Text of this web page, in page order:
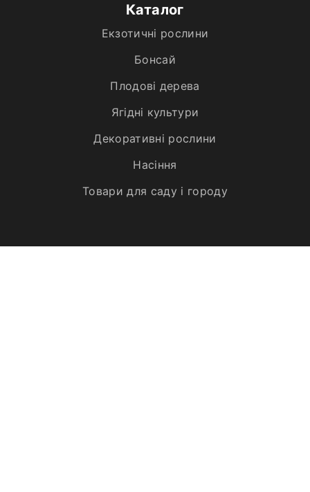
Каталог
Екзотичні рослини
Бонсай
Плодові дерева
Ягідні культури
Декоративні рослини
Насіння
Товари для саду і городу